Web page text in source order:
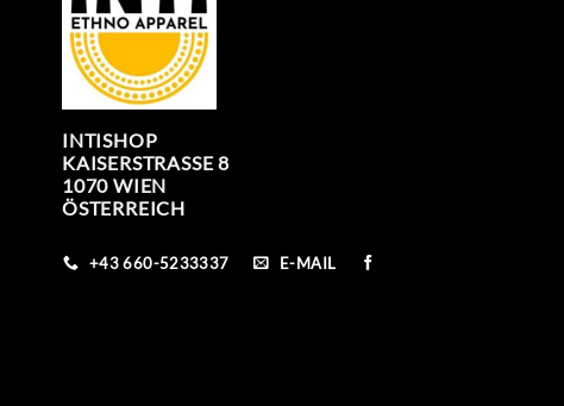
INTISHOP
KAISERSTRASSE 8
1070 WIEN
ÖSTERREICH
+43 660-5233337 E-MAIL